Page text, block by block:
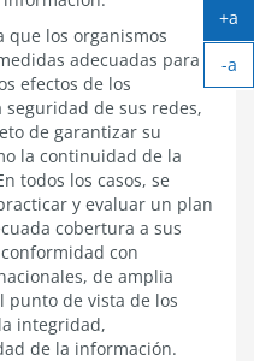
que los organismos
adecuadas para
efectos de los
de sus redes,
de garantizar su
la continuidad de la
todos los casos, se
y evaluar un plan
cobertura a sus
con
de amplia
punto de vista de los
integridad,
de la información.
+a
-a